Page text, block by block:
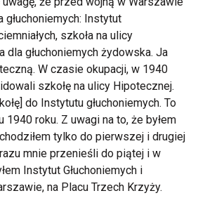
głuchoniemych: Instytut
szkoła na ulicy
dla głuchoniemych żydowska. Ja
W czasie okupacji, w 1940
szkołę na ulicy Hipotecznej.
do Instytutu głuchoniemych. To
1940 roku. Z uwagi na to, że byłem
tylko do pierwszej i drugiej
mnie przenieśli do piątej i w
Instytut Głuchoniemych i
na Placu Trzech Krzyży.